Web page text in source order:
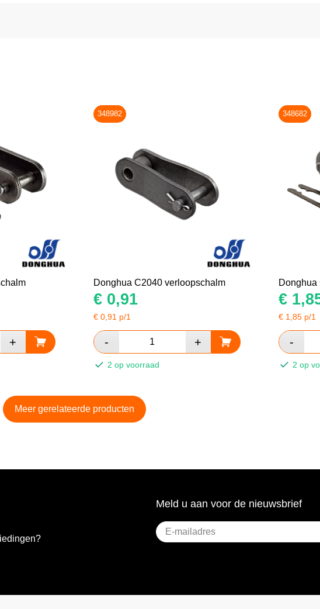
348982
Donghua C2040 verloopschalm
€0,91
€ 0,91p/1
2 op voorraad
348682
Donghua
€
€ 1,85p/1
2 op
Meer gerelateerde producten
Meld u aan voor de nieuwsbrief
E-
mailadres(Vereist)